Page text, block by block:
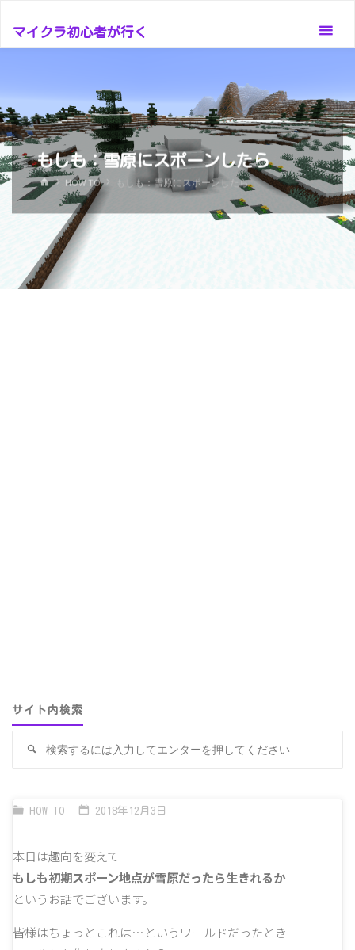
テ
へ
ス
キ
ッ
マイクラ初心者が行く
もしも：雪原にスポーンしたら
ホ
ム
HOW TO もしも：雪原にスポーンしたら
サイト内検索
検
HOW TO 2018年12月3日
本日は趣向を変えて
もしも初期スポーン地点が雪原だったら生きれるか
というお話でございます。
皆様はちょっとこれは…というワールドだったとき